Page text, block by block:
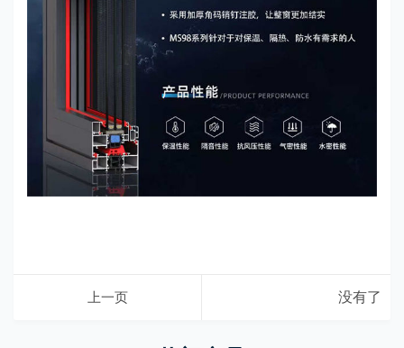
上一页 没有了